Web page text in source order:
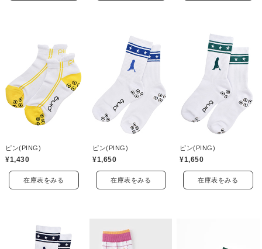
ピン(PING)
¥1,430
在庫表をみる
ピン(PING)
¥1,650
在庫表をみる
ピン(PING)
¥1,650
在庫表をみる